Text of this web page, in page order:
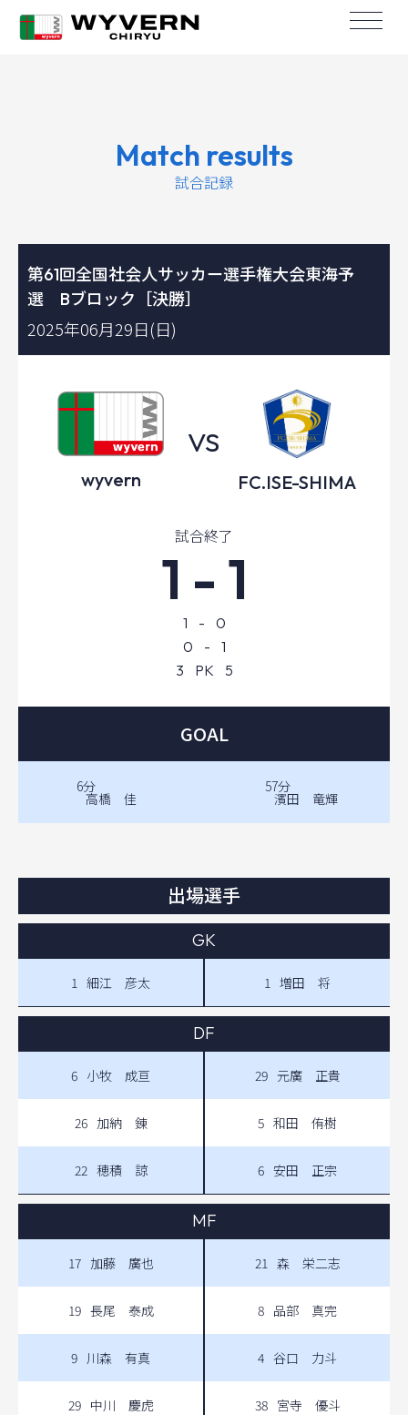
Match results
試合記録
第61回全国社会人サッカー選手権大会東海予
選 Bブロック［決勝］
2025年06月29日(日)
wyvern
試合終了
1 - 1
1 -
0
0
-
1
3
PK 5
FC.ISE-SHIMA
6分
高橋 佳
GOAL
57分
濱田 竜輝
出場選手
1 細江 彦太
GK
1 増田 将
6 小牧 成亘
26 加納 錬
22 穂積 諒
DF
29 元廣 正貴
5 和田 侑樹
6 安田 正宗
17 加藤 廣也
19 長尾 泰成
9 川森 有真
29 中川 慶虎
MF
21 森 栄二志
8 品部 真完
4 谷口 力斗
38 宮寺 優斗